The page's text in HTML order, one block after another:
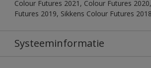
Colour Futures 2021, Colour Futures
Futures 2019, Sikkens Colour Futures 2018
Systeeminformatie